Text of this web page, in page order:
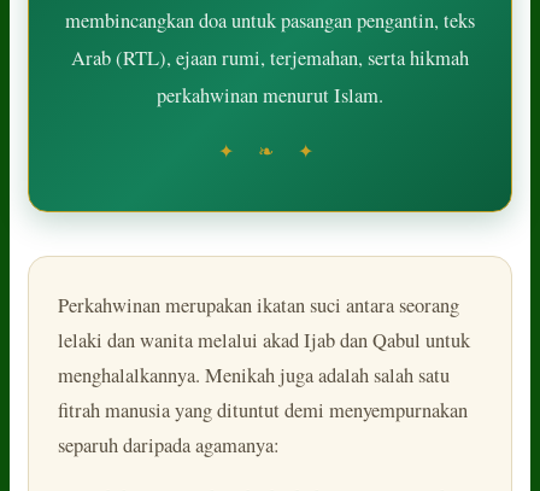
membincangkan doa untuk pasangan pengantin, teks
Arab (RTL), ejaan rumi, terjemahan, serta hikmah
perkahwinan menurut Islam.
✦ ❧ ✦
Perkahwinan merupakan ikatan suci antara seorang
lelaki dan wanita melalui akad Ijab dan Qabul untuk
menghalalkannya. Menikah juga adalah salah satu
fitrah manusia yang dituntut demi menyempurnakan
separuh daripada agamanya: